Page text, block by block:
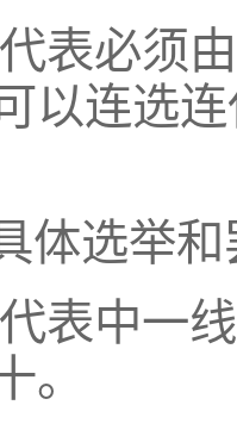
表必须
以连选
体选举
表中一
。